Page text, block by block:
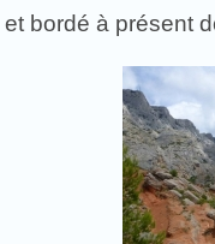
bordé à présent